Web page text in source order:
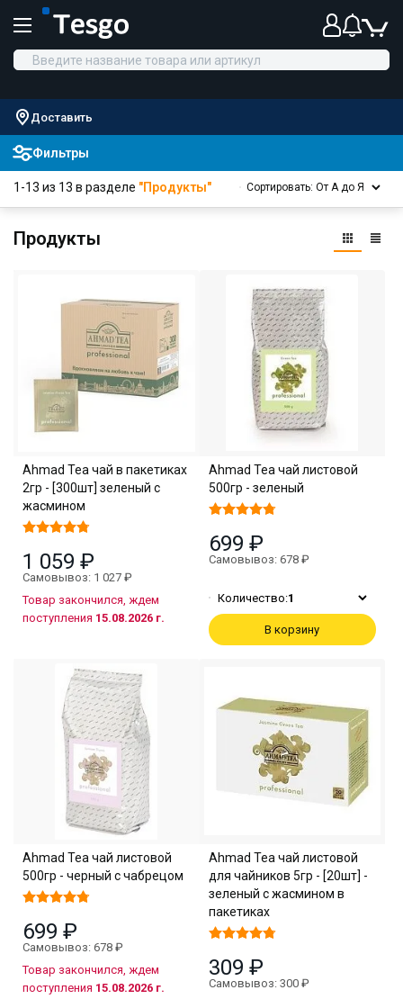
Доставить
Фильтры
1-13 из 13 в разделе "Продукты" Сортировать: От А до Я
Продукты
Ahmad Tea чaй в пакетиках
2гр - [300шт] зеленый с
жасмином
1 059 ₽
Самовывоз: 1 027 ₽
Товар закончился, ждем
поступления 15.08.2026 г.
Ahmad Tea чай листовой
500гр - зеленый
699 ₽
Самовывоз: 678 ₽
Количество:1
В корзину
Ahmad Tea чай листовой
500гр - черный с чабрецом
699 ₽
Самовывоз: 678 ₽
Товар закончился, ждем
поступления 15.08.2026 г.
Ahmad Tea чай листовой
для чайников 5гр - [20шт] -
зеленый с жасмином в
пакетиках
309 ₽
Самовывоз: 300 ₽